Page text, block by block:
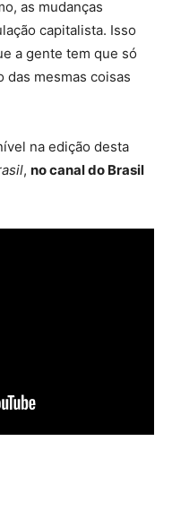
as mudanças
capitalista. Isso
a gente tem que só
das mesmas coisas
na edição desta
, no canal do Brasil